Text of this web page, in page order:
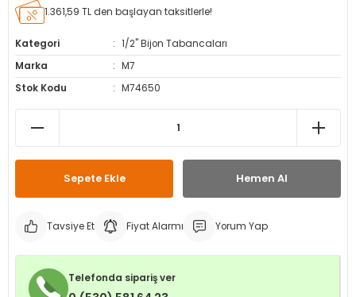
İç Lastikleri
1.361,59 TL den başlayan taksitlerle!
Kategori
1/2" Bijon Tabancaları
Marka
M7
Stok Kodu
M74650
Sepete Ekle Hemen Al
Tavsiye Et Fiyat Alarmı Yorum Yap
Telefonda sipariş ver